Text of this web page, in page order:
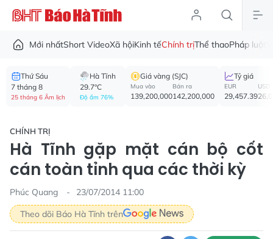
Mới nhấtShort VideoXã hộiKinh tếChính trịThể thaoPháp luật
Thứ Sáu
7 tháng 8
25 tháng 6 Âm lịch
Hà Tĩnh
29.7°C
Độ ẩm 76%
Giá vàng (SJC)
Mua vào
139,200,000
Bán ra
142,200,000
Tỷ giá
EUR
29,457.39
USD
CHÍNH TRỊ
Hà Tĩnh gặp mặt cán bộ cốt
cán toàn tỉnh qua các thời kỳ
Phúc Quang
23/07/2014 11:00
Theo dõi Báo Hà Tĩnh trên